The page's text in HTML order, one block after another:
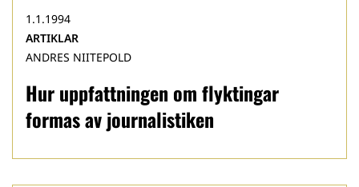
Hur uppfattningen om flyktingar
formas av journalistiken
1.1.1994
ARTIKLAR
ANDRES NIITEPOLD